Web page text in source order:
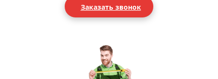
Заказать звонок